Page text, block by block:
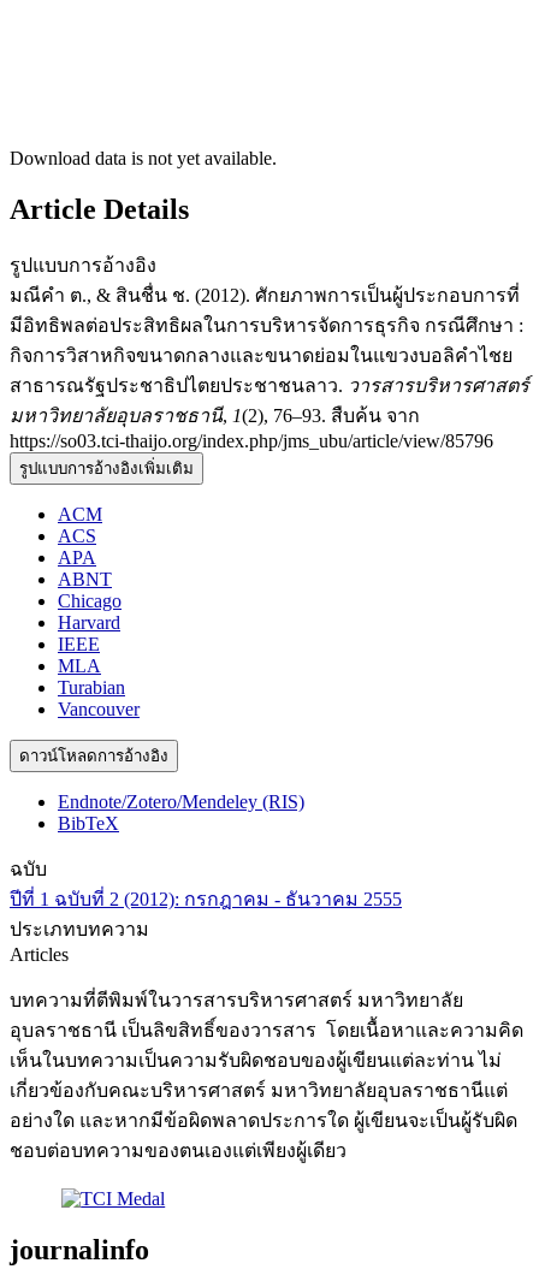
Download data is not yet available.
Article Details
รูปแบบการอ้างอิง
มณีคำ ต., & สินชื่น ช. (2012). ศักยภาพการเป็นผู้ประกอบการที่
มีอิทธิพลต่อประสิทธิผลในการบริหารจัดการธุรกิจ กรณีศึกษา :
กิจการวิสาหกิจขนาดกลางและขนาดย่อมในแขวงบอลิคำไชย
สาธารณรัฐประชาธิปไตยประชาชนลาว. วารสารบริหารศาสตร์
มหาวิทยาลัยอุบลราชธานี, 1(2), 76–93. สืบค้น จาก
https://so03.tci-thaijo.org/index.php/jms_ubu/article/view/85796
รูปแบบการอ้างอิงเพิ่มเติม
ACM
ACS
APA
ABNT
Chicago
Harvard
IEEE
MLA
Turabian
Vancouver
ดาวน์โหลดการอ้างอิง
Endnote/Zotero/Mendeley (RIS)
BibTeX
ฉบับ
ปีที่ 1 ฉบับที่ 2 (2012): กรกฎาคม - ธันวาคม 2555
ประเภทบทความ
Articles
บทความที่ตีพิมพ์ในวารสารบริหารศาสตร์ มหาวิทยาลัย
อุบลราชธานี เป็นลิขสิทธิ์ของวารสาร โดยเนื้อหาและความคิด
เห็นในบทความเป็นความรับผิดชอบของผู้เขียนแต่ละท่าน ไม่
เกี่ยวข้องกับคณะบริหารศาสตร์ มหาวิทยาลัยอุบลราชธานีแต่
อย่างใด และหากมีข้อผิดพลาดประการใด ผู้เขียนจะเป็นผู้รับผิด
ชอบต่อบทความของตนเองแต่เพียงผู้เดียว
journalinfo